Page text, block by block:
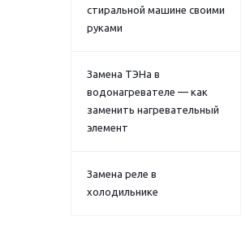
стиральной машине своими
руками
Замена ТЭНа в
водонагревателе — как
заменить нагревательный
элемент
Замена реле в
холодильнике